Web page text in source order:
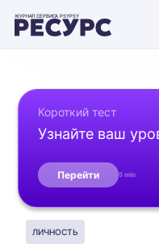
ЖУРНАЛ СЕРВИСА PSYPSY
Короткий тест
Узнайте ваш
Перейти 5 min
ЛИЧНОСТЬ